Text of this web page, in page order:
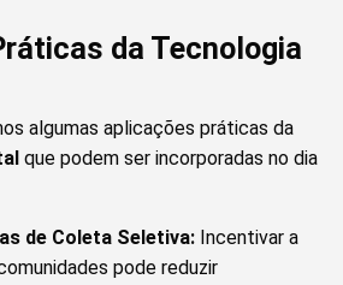
da Tecnologia
algumas aplicações práticas da
que podem ser incorporadas no dia
de Coleta Seletiva: Incentivar a
pode reduzir